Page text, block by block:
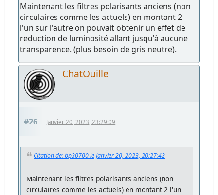
Maintenant les filtres polarisants anciens (non
circulaires comme les actuels) en montant 2
l'un sur l'autre on pouvait obtenir un effet de
reduction de luminosité allant jusqu'à aucune
transparence. (plus besoin de gris neutre).
ChatOuille
#26 Janvier 20, 2023, 23:29:09
Citation de: bp30700 le Janvier 20, 2023, 20:27:42
Maintenant les filtres polarisants anciens (non
circulaires comme les actuels) en montant 2 l'un